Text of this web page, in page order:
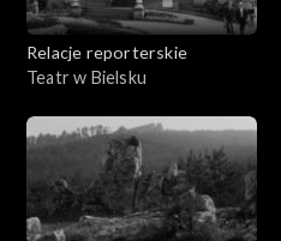
Relacje reporterskie
Teatr w Bielsku